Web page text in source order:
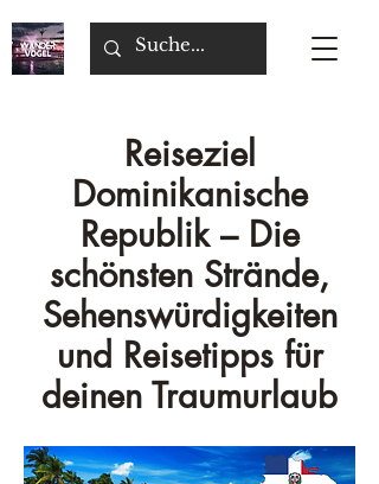
Reiseziel
Dominikanische
Republik – Die
schönsten Strände,
Sehenswürdigkeiten
und Reisetipps für
deinen Traumurlaub